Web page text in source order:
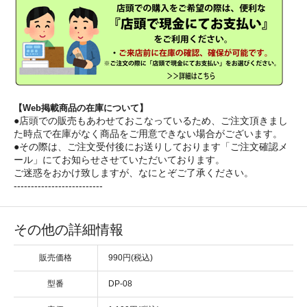
【Web掲載商品の在庫について】
●店頭での販売もあわせておこなっているため、ご注文頂きまし
た時点で在庫がなく商品をご用意できない場合がございます。
●その際は、ご注文受付後にお送りしております「ご注文確認メ
ール」にてお知らせさせていただいております。
ご迷惑をおかけ致しますが、なにとぞご了承ください。
--------------------------
その他の詳細情報
販売価格 990円(税込)
型番 DP-08